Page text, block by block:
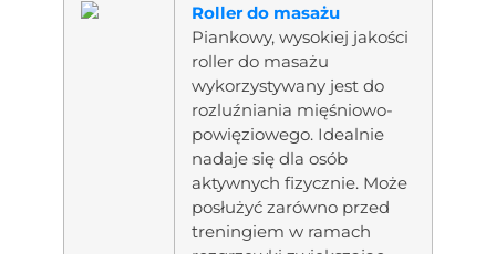
Roller do masażu
Piankowy, wysokiej jakości
roller do masażu
wykorzystywany jest do
rozluźniania mięśniowo-
powięziowego. Idealnie
nadaje się dla osób
aktywnych fizycznie. Może
posłużyć zarówno przed
treningiem w ramach